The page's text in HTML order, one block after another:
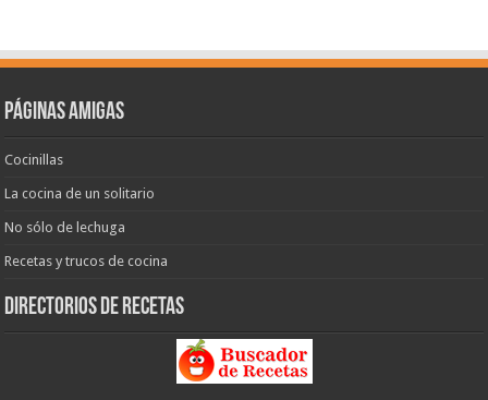
Páginas amigas
Cocinillas
La cocina de un solitario
No sólo de lechuga
Recetas y trucos de cocina
Directorios de recetas